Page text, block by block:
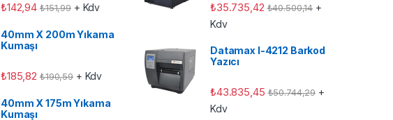
₺142,94 ₺151,99+ Kdv
40mm X 200m Yıkama
Kumaşı
₺185,82 ₺190,59+ Kdv
40mm X 175m Yıkama
Kumaşı
₺35.735,42 ₺40.500,14 +
Kdv
Datamax I-4212 Barkod
Yazıcı
₺43.835,45 ₺50.744,29 +
Kdv